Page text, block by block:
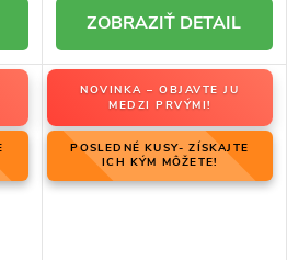
DETAIL
NOVINKA – OBJAVTE JU
MEDZI PRVÝMI!
POSLEDNÉ KUSY- ZÍSKAJTE
ICH KÝM MÔŽETE!